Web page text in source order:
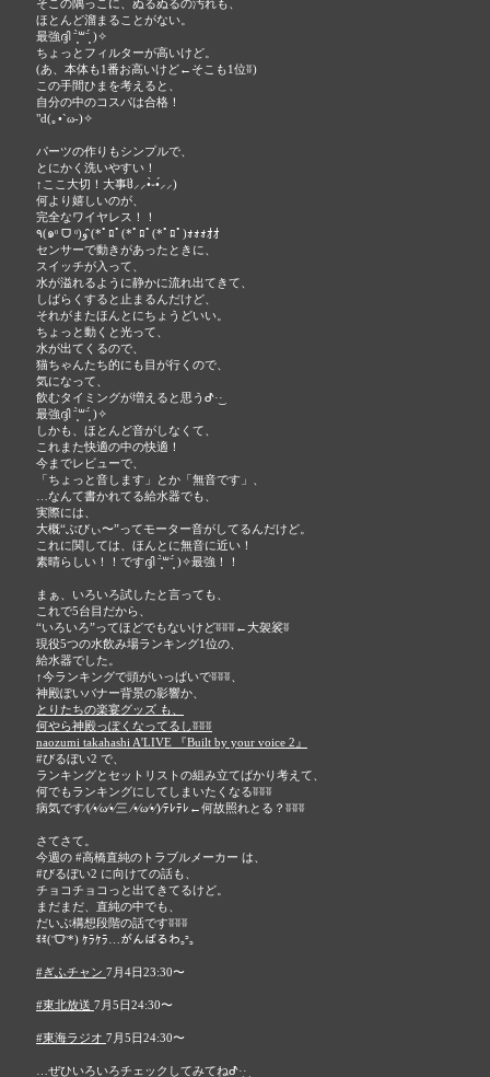
そこの隅っこに、ぬるぬるの汚れも、
ほとんど溜まることがない。
最強ദ്ദി ˉ͈̀꒳ˉ͈́ )✧
ちょっとフィルターが高いけど。
(あ、本体も1番お高いけど←そこも1位ʬ)
この手間ひまを考えると、
自分の中のコスパは合格！
"d(｡•`ω-)✧
パーツの作りもシンプルで、
とにかく洗いやすい！
↑ここ大切！大事ჱ̒⸝⸝•̀֊•́⸝⸝)
何より嬉しいのが、
完全なワイヤレス！！
٩(๑ᵒ ᗜ ᵒ)و ̑̑(*ﾟﾛﾟ(*ﾟﾛﾟ(*ﾟﾛﾟ)ｫｫｫｵｵ
センサーで動きがあったときに、
スイッチが入って、
水が溢れるように静かに流れ出てきて、
しばらくすると止まるんだけど、
それがまたほんとにちょうどいい。
ちょっと動くと光って、
水が出てくるので、
猫ちゃんたち的にも目が行くので、
気になって、
飲むタイミングが増えると思うᕷ·͜· ︎︎
最強ദ്ദി ˉ͈̀꒳ˉ͈́ )✧
しかも、ほとんど音がしなくて、
これまた快適の中の快適！
今までレビューで、
「ちょっと音します」とか「無音です」、
…なんて書かれてる給水器でも、
実際には、
大概“ぶびぃ〜”ってモーター音がしてるんだけど。
これに関しては、ほんとに無音に近い！
素晴らしい！！ですദ്ദി ˉ͈̀꒳ˉ͈́ )✧最強！！
まぁ、いろいろ試したと言っても、
これで5台目だから、
“いろいろ”ってほどでもないけどʬʬʬ←大袈裟ʬ
現役5つの水飲み場ランキング1位の、
給水器でした。
↑今ランキングで頭がいっぱいでʬʬʬ、
神殿ぽいバナー背景の影響か、
とりたちの楽宴グッズ も、
何やら神殿っぽくなってるしʬʬʬ
naozumi takahashi A'LIVE 『Built by your voice 2』
#びるぼい2 で、
ランキングとセットリストの組み立てばかり考えて、
何でもランキングにしてしまいたくなるʬʬʬ
病気です⁄(⁄•⁄ω⁄•⁄三 ⁄•⁄ω⁄•⁄)⁄ﾃﾚﾃﾚ←何故照れとる？ʬʬʬ
さてさて。
今週の #高橋直純のトラブルメーカー は、
#びるぼい2 に向けての話も、
チョコチョコっと出てきてるけど。
まだまだ、直純の中でも、
だいぶ構想段階の話ですʬʬʬ
ꉂꉂ(ᵔᗜᵔ*) ｹﾗｹﾗ…がんばるわ꜆꜄꜆
#ぎふチャン 7月4日23:30〜
#東北放送 7月5日24:30〜
#東海ラジオ 7月5日24:30〜
…ぜひいろいろチェックしてみてねᕷ·͜· ︎︎